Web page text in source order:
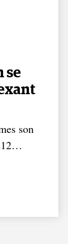
se
son